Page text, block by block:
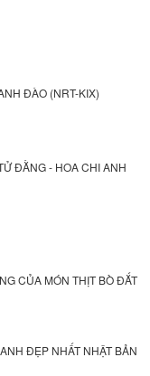
ĐÀO (NRT-KIX)
ĐẰNG - HOA CHI ANH
CỦA MÓN THỊT BÒ ĐẮT
ĐẸP NHẤT NHẬT BẢN